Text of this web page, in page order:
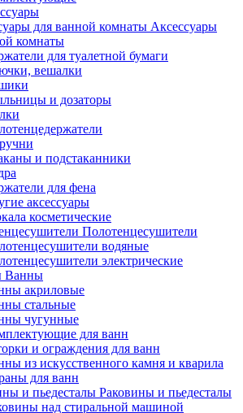
Аксессуары
комнаты
для туалетной бумаги
вешалки
и дозаторы
и подстаканники
для фена
аксессуары
косметические
Полотенцесушители
водяные
электрические
Ванны
акриловые
стальные
чугунные
для ванн
и ограждения для ванн
из искусственного камня и кварила
для ванн
Раковины и пьедесталы
над стиральной машиной